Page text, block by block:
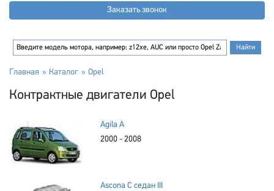
Заказать звонок
Главная Каталог Opel
Контрактные двигатели Opel
Agila A
2000 - 2008
Ascona C седан III